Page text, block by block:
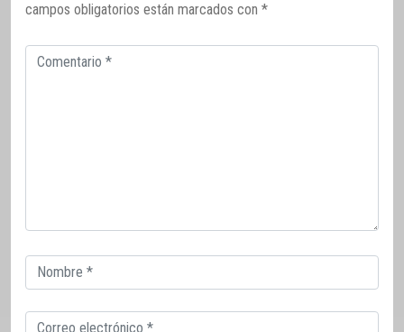
campos obligatorios están marcados con *
Comentario
Correo
electrónico
Correo